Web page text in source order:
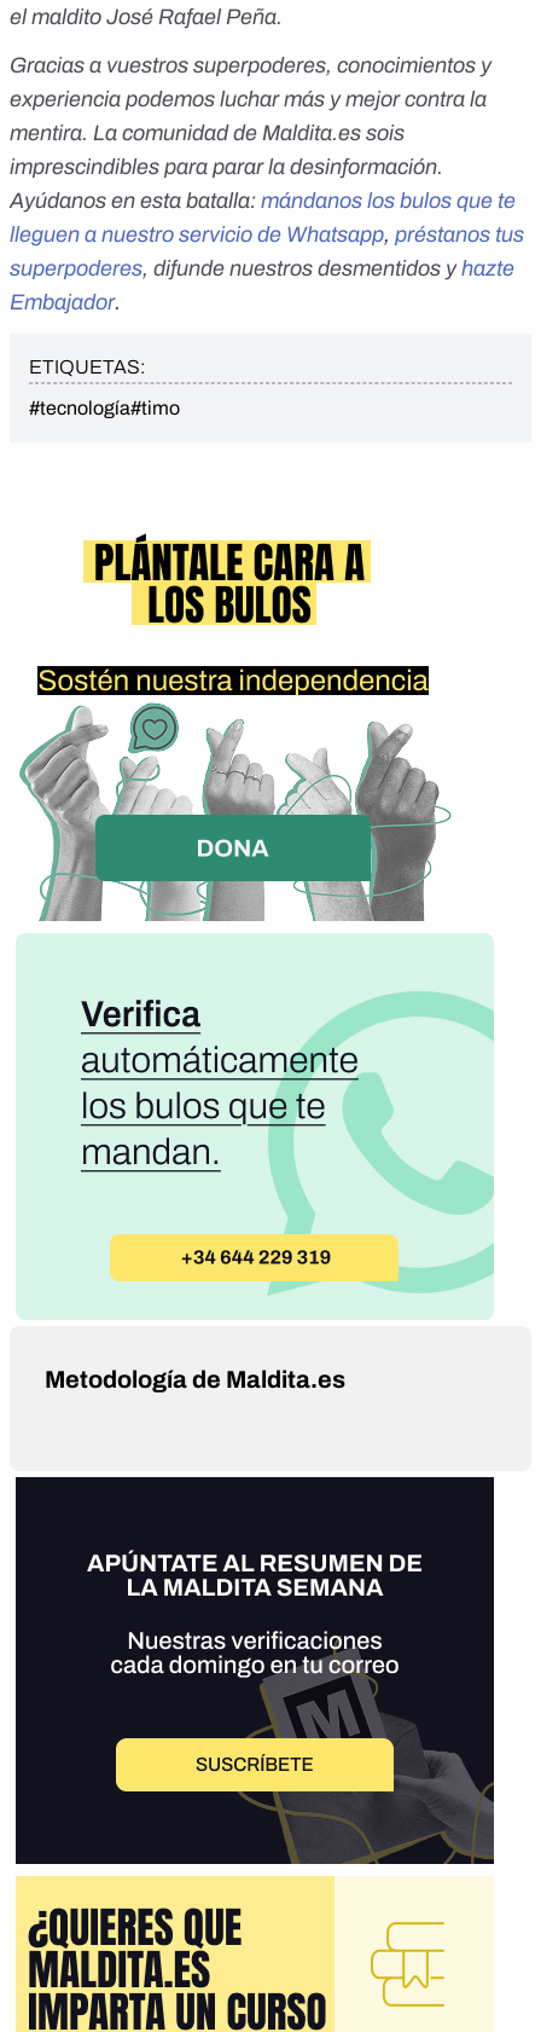
el maldito José Rafael Peña.
Gracias a vuestros superpoderes, conocimientos y
experiencia podemos luchar más y mejor contra la
mentira. La comunidad de Maldita.es sois
imprescindibles para parar la desinformación.
Ayúdanos en esta batalla: mándanos los bulos que te
lleguen a nuestro servicio de Whatsapp, préstanos tus
superpoderes, difunde nuestros desmentidos yhazte
Embajador.
ETIQUETAS:
#tecnología#timo
Metodología de Maldita.es